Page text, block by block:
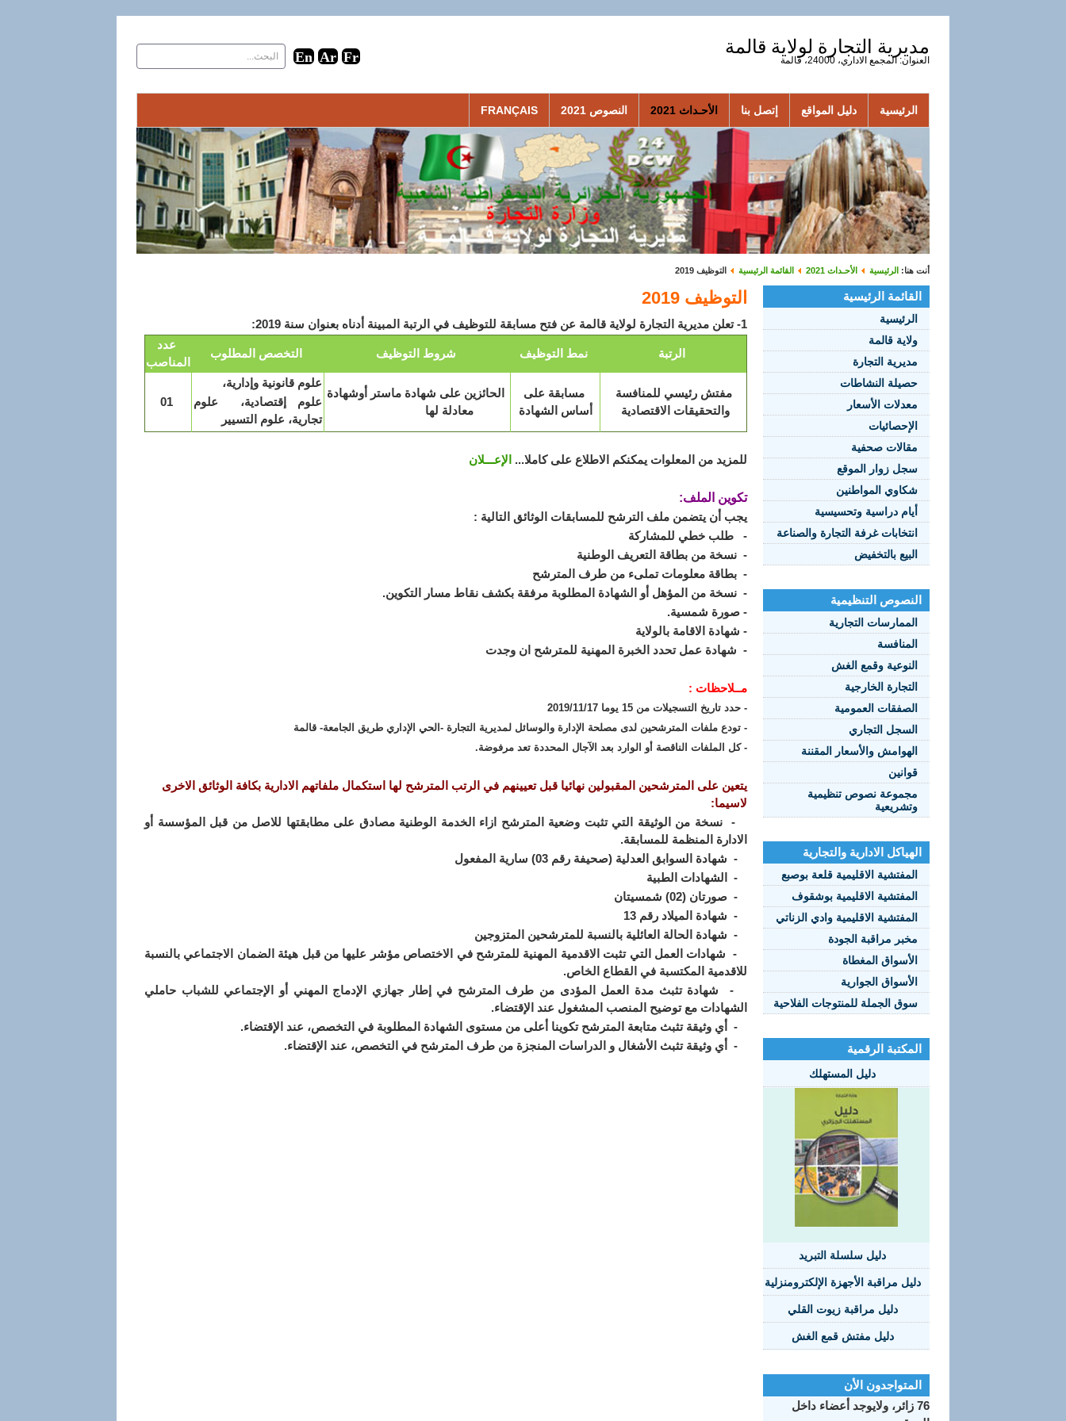
مديرية التجارة لولاية قالمة
العنوان: المجمع الاداري، 24000، قالمة
الرئيسية دليل المواقع إتصل بنا الأحـداث 2021 النصوص 2021 FRANÇAIS
أنت هنا: الرئيسية الأحـداث 2021 القائمة الرئيسية التوظيف 2019
القائمة الرئيسية
الرئيسية
ولاية قالمة
مديرية التجارة
حصيلة النشاطات
معدلات الأسعار
الإحصائيات
مقالات صحفية
سجل زوار الموقع
شكاوي المواطنين
أيام دراسية وتحسيسية
انتخابات غرفة التجارة والصناعة
البيع بالتخفيض
النصوص التنظيمية
الممارسات التجارية
المنافسة
النوعية وقمع الغش
التجارة الخارجية
الصفقات العمومية
السجل التجاري
الهوامش والأسعار المقننة
قوانين
مجموعة نصوص تنظيمية
وتشريعية
الهياكل الادارية والتجارية
المفتشية الاقليمية قلعة بوصبع
المفتشية الاقليمية بوشقوف
المفتشية الاقليمية وادي الزناتي
مخبر مراقبة الجودة
الأسواق المغطاة
الأسواق الجوارية
سوق الجملة للمنتوجات الفلاحية
المكتبة الرقمية
دليل المستهلك
دليل سلسلة التبريد
دليل مراقبة الأجهزة الإلكترومنزلية
دليل مراقبة زيوت القلي
دليل مفتش قمع الغش
المتواجدون الأن
76 زائر، ولايوجد أعضاء داخل
التوظيف 2019
1- تعلن مديرية التجارة لولاية قالمة عن فتح مسابقة للتوظيف في الرتبة المبينة أدناه بعنوان سنة 2019:
عدد
المناصب
التخصص المطلوب شروط التوظيف نمط التوظيف الرتبة
علوم قانونية وإدارية،
علوم إقتصادية، علوم
تجارية، علوم التسيير
الحائزين على شهادة ماستر أوشهادة
معادلة لها
مسابقة على
أساس الشهادة
مفتش رئيسي للمنافسة
والتحقيقات الاقتصادية
للمزيد من المعلوات يمكنكم الاطلاع على كاملا... الإعـــلان
تكوين الملف:
يجب أن يتضمن ملف الترشح للمسابقات الوثائق التالية :
- طلب خطي للمشاركة
- نسخة من بطاقة التعريف الوطنية
- بطاقة معلومات تملىء من طرف المترشح
- نسخة من المؤهل أو الشهادة المطلوبة مرفقة بكشف نقاط مسار التكوين.
- صورة شمسية.
- شهادة الاقامة بالولاية
- شهادة عمل تحدد الخبرة المهنية للمترشح ان وجدت
مــلاحظات :
- حدد تاريخ التسجيلات من 15 يوما 2019/11/17
- تودع ملفات المترشحين لدى مصلحة الإدارة والوسائل لمديرية التجارة -الحي الإداري طريق الجامعة- قالمة
- كل الملفات الناقصة أو الوارد بعد الآجال المحددة تعد مرفوضة.
يتعين على المترشحين المقبولين نهائيا قبل تعيينهم في الرتب المترشح لها استكمال ملفاتهم الادارية بكافة الوثائق الاخرى
لاسيما:
- نسخة من الوثيقة التي تثبت وضعية المترشح ازاء الخدمة الوطنية مصادق على مطابقتها للاصل من قبل المؤسسة أو
الادارة المنظمة للمسابقة.
- شهادة السوابق العدلية (صحيفة رقم 03) سارية المفعول
- الشهادات الطبية
- صورتان (02) شمسيتان
- شهادة الميلاد رقم 13
- شهادة الحالة العائلية بالنسبة للمترشحين المتزوجين
- شهادات العمل التي تثبت الاقدمية المهنية للمترشح في الاختصاص مؤشر عليها من قبل هيئة الضمان الاجتماعي بالنسبة
للاقدمية المكتسبة في القطاع الخاص.
- شهادة تثبث مدة العمل المؤدى من طرف المترشح في إطار جهازي الإدماج المهني أو الإجتماعي للشباب حاملي
الشهادات مع توضيح المنصب المشغول عند الإقتضاء.
- أي وثيقة تثبث متابعة المترشح تكوينا أعلى من مستوى الشهادة المطلوبة في التخصص، عند الإقتضاء.
- أي وثيقة تثبث الأشغال و الدراسات المنجزة من طرف المترشح في التخصص، عند الإقتضاء.